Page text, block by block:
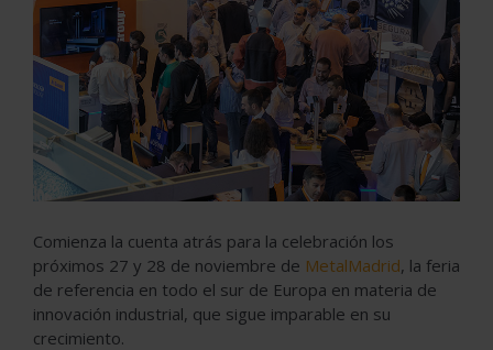
Comienza la cuenta atrás para la celebración los
próximos 27 y 28 de noviembre de MetalMadrid, la feria
de referencia en todo el sur de Europa en materia de
innovación industrial, que sigue imparable en su
crecimiento.